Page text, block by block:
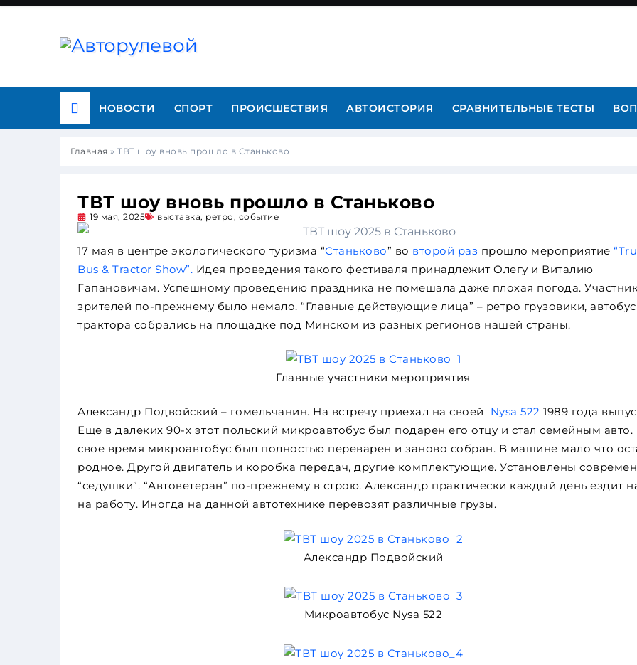
НОВОСТИ СПОРТ ПРОИСШЕСТВИЯ АВТОИСТОРИЯ СРАВНИТЕЛЬНЫЕ ТЕСТЫ
Главная » ТВТ шоу вновь прошло в Станьково
ТВТ шоу вновь прошло в Станьково
19 мая, 2025 выставка, ретро, событие
17 мая в центре экологического туризма “Станьково” во второй раз прошло мероприятие
Bus & Tractor Show”. Идея проведения такого фестиваля принадлежит Олегу и Виталию
Гапановичам. Успешному проведению праздника не помешала даже плохая погода.
зрителей по-прежнему было немало. “Главные действующие лица” – ретро грузовики,
трактора собрались на площадке под Минском из разных регионов нашей страны.
Главные участники мероприятия
Александр Подвойский – гомельчанин. На встречу приехал на своей Nysa 522 1989 года
Еще в далеких 90-х этот польский микроавтобус был подарен его отцу и стал семейным авто.
свое время микроавтобус был полностью переварен и заново собран. В машине мало что
родное. Другой двигатель и коробка передач, другие комплектующие. Установлены
“седушки”. “Автоветеран” по-прежнему в строю. Александр практически каждый день ездит
на работу. Иногда на данной автотехнике перевозят различные грузы.
Александр Подвойский
Микроавтобус Nysa 522